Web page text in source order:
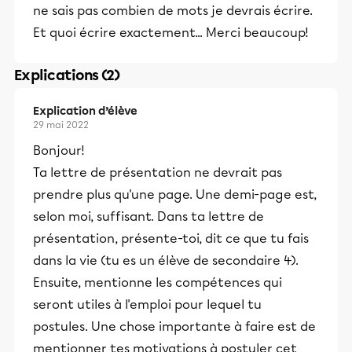
ne sais pas combien de mots je devrais écrire.
Et quoi écrire exactement... Merci beaucoup!
Explications (2)
Explication d’élève
29 mai 2022
Bonjour!
Ta lettre de présentation ne devrait pas
prendre plus qu'une page. Une demi-page est,
selon moi, suffisant. Dans ta lettre de
présentation, présente-toi, dit ce que tu fais
dans la vie (tu es un élève de secondaire 4).
Ensuite, mentionne les compétences qui
seront utiles à l'emploi pour lequel tu
postules. Une chose importante à faire est de
mentionner tes motivations à postuler cet